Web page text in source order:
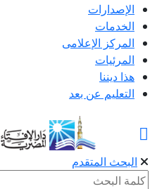
الإصدارات
الخدمات
المركز الإعلامى
المرئيات
هذا ديننا
التعليم عن بعد
البحث المتقدم